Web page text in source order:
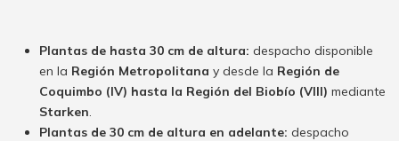
Plantas de hasta 30 cm de altura: despacho disponible
en la Región Metropolitana y desde la Región de
Coquimbo (IV) hasta la Región del Biobío (VIII) mediante
Starken.
Plantas de 30 cm de altura en adelante: despacho